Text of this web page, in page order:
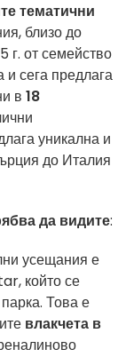
тематични
близо до
г. от семейство
и сега предлага
в 18
уникална и
до Италия
да видите:
усещания е
който се
Това е
влакчета в